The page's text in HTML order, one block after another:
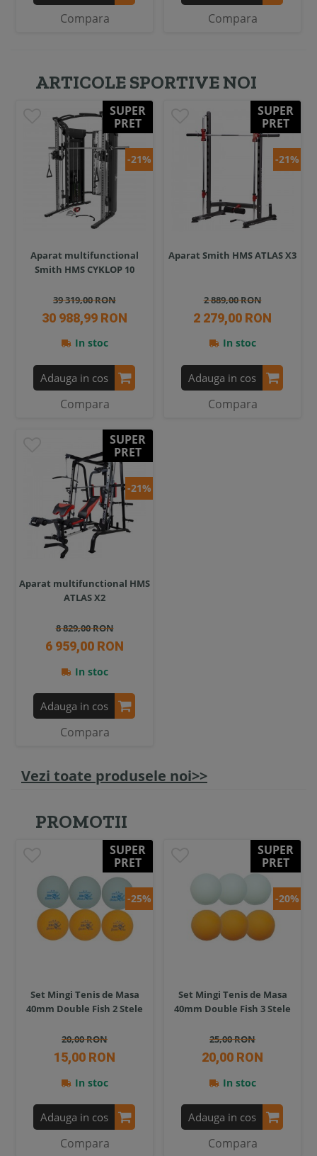
Compara Compara
ARTICOLE SPORTIVE NOI
SUPER
PRET
-21%
Aparat multifunctional
Smith HMS CYKLOP 10
39 319,00 RON
30 988,99 RON
In stoc
Adauga in cos
Compara
SUPER
PRET
-21%
Aparat Smith HMS ATLAS X3
2 889,00 RON
2 279,00 RON
In stoc
Adauga in cos
Compara
SUPER
PRET
-21%
Aparat multifunctional HMS
ATLAS X2
8 829,00 RON
6 959,00 RON
In stoc
Adauga in cos
Compara
Vezi toate produsele noi>>
PROMOTII
SUPER
PRET
-25%
Set Mingi Tenis de Masa
40mm Double Fish 2 Stele
20,00 RON
15,00 RON
In stoc
Adauga in cos
Compara
SUPER
PRET
-20%
Set Mingi Tenis de Masa
40mm Double Fish 3 Stele
25,00 RON
20,00 RON
In stoc
Adauga in cos
Compara